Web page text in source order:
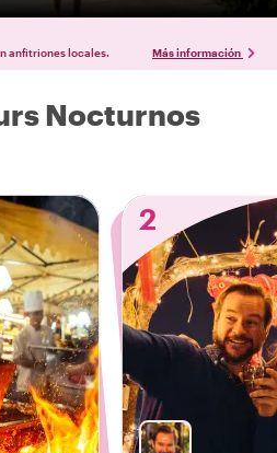
anfitriones locales. Más información
Nocturnos
2